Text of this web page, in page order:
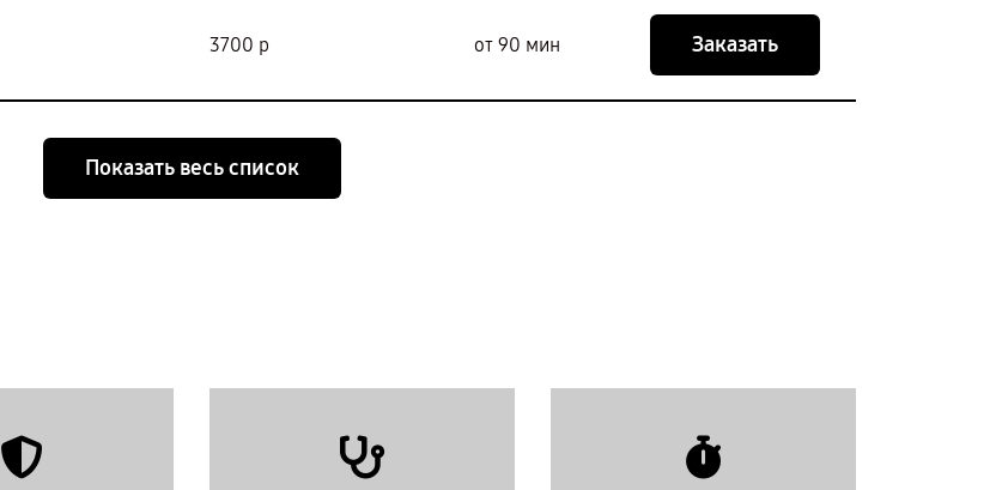
3700 р от 90 мин Заказать
Показать весь список